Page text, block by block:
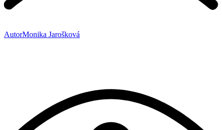
AutorMonika Jarošková